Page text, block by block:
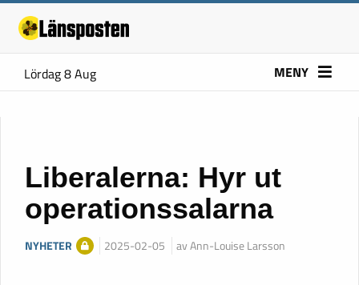
Lördag 8 Aug MENY
Liberalerna: Hyr ut
operationssalarna
NYHETER 2025-02-05 av Ann-Louise Larsson